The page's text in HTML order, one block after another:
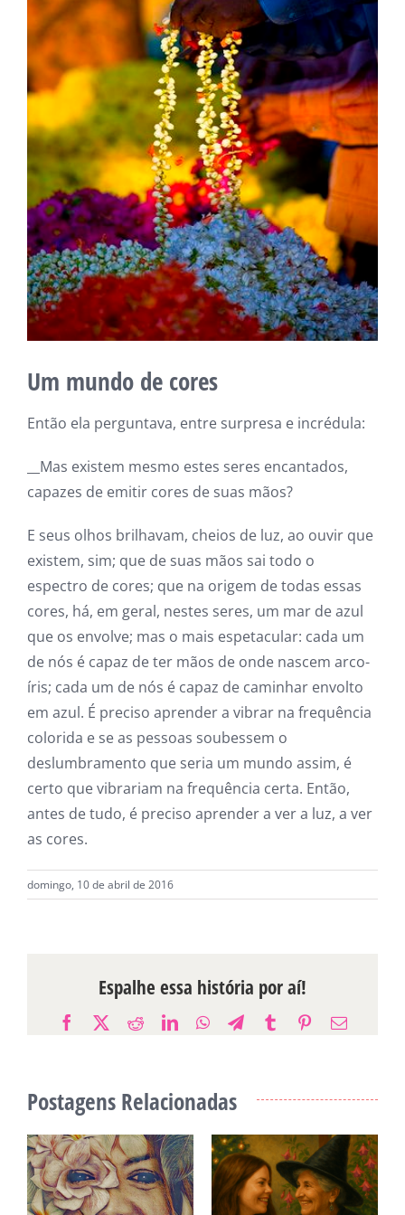
Um mundo de cores
Então ela perguntava, entre surpresa e incrédula:
__Mas existem mesmo estes seres encantados,
capazes de emitir cores de suas mãos?
E seus olhos brilhavam, cheios de luz, ao ouvir que
existem, sim; que de suas mãos sai todo o
espectro de cores; que na origem de todas essas
cores, há, em geral, nestes seres, um mar de azul
que os envolve; mas o mais espetacular: cada um
de nós é capaz de ter mãos de onde nascem arco-
íris; cada um de nós é capaz de caminhar envolto
em azul. É preciso aprender a vibrar na frequência
colorida e se as pessoas soubessem o
deslumbramento que seria um mundo assim, é
certo que vibrariam na frequência certa. Então,
antes de tudo, é preciso aprender a ver a luz, a ver
as cores.
domingo, 10 de abril de 2016
Espalhe essa história por aí!
Facebook
X RedditLinkedInWhatsApp
Telegram
TumblrPinterest
E-
Postagens Relacionadas